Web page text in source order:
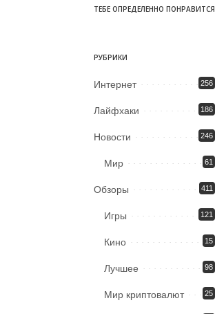
ТЕБЕ ОПРЕДЕЛЕННО ПОНРАВИТСЯ
РУБРИКИ
Интернет 256
Лайфхаки 186
Новости 246
Мир 61
Обзоры 411
Игры 121
Кино 15
Лучшее 98
Мир криптовалют 25